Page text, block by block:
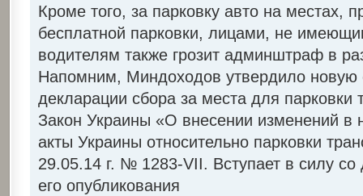
Кроме того, за парковку авто на местах,
бесплатной парковки, лицами, не
водителям также грозит админштраф в
Напомним, Миндоходов утвердило
декларации сбора за места для парковки
Закон Украины «О внесении изменений в
акты Украины относительно парковки
29.05.14 г. № 1283-VII. Вступает в силу
его опубликования